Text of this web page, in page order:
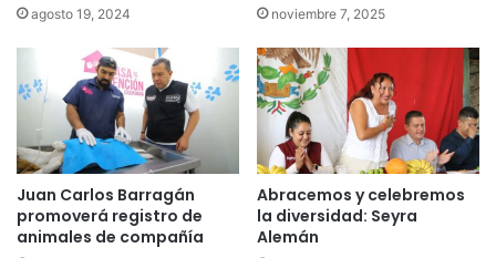
agosto 19, 2024 noviembre 7, 2025
Juan Carlos Barragán
promoverá registro de
animales de compañía
Abracemos y celebremos
la diversidad: Seyra
Alemán